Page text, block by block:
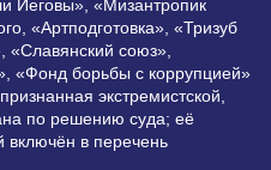
Иеговы», «Мизантропик
«Артподготовка», «Тризуб
союз»,
«Фонд борьбы с коррупцией»
экстремистской,
по решению суда; её
включён в перечень